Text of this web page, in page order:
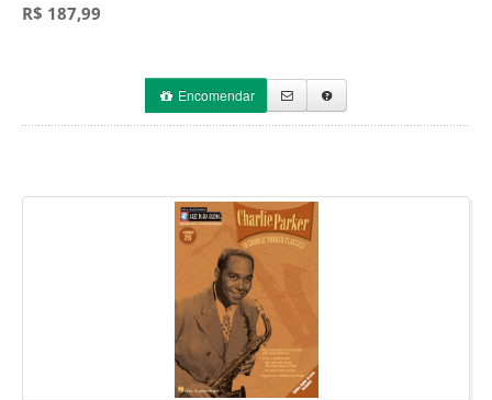
R$ 187,99
Encomendar